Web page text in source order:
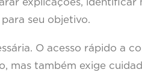
seu objetivo.
O acesso rápido a
mas também exige